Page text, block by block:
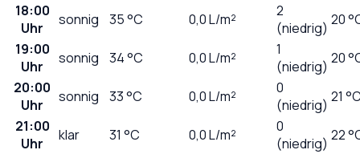
18:00
Uhr
sonnig 35°C 0,0L/m²
2
(niedrig) 20
19:00
Uhr
sonnig 34°C 0,0L/m²
1
(niedrig) 20
20:00
Uhr
sonnig 33°C 0,0L/m²
0
(niedrig) 21
21:00
Uhr
klar 31 °C 0,0L/m²
0
(niedrig) 22